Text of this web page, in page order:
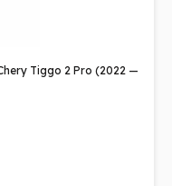
Tiggo 2 Pro (2022 —